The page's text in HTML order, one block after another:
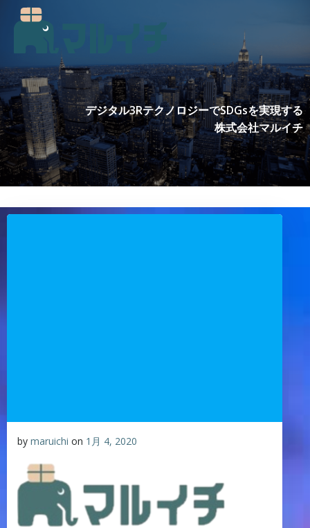
ツ
へ
ス
キ
ッ
プ
デジタル3RテクノロジーでSDGsを実現する
株式会社マルイチ
by maruichi on 1月 4, 2020